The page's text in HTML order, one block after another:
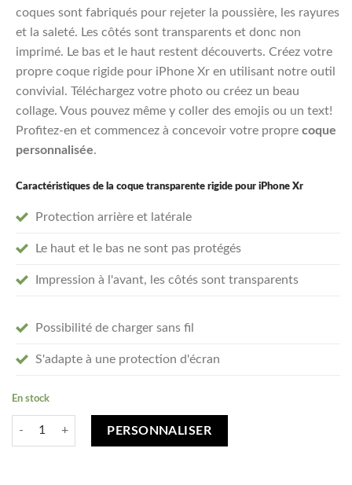
coques sont fabriqués pour rejeter la poussière, les rayures
et la saleté. Les côtés sont transparents et donc non
imprimé. Le bas et le haut restent découverts. Créez votre
propre coque rigide pour iPhone Xr en utilisant notre outil
convivial. Téléchargez votre photo ou créez un beau
collage. Vous pouvez même y coller des emojis ou un text!
Profitez-en et commencez à concevoir votre propre coque
personnalisée.
Caractéristiques de la coque transparente rigide pour iPhone Xr
Protection arrière et latérale
Le haut et le bas ne sont pas protégés
Impression à l'avant, les côtés sont transparents
Possibilité de charger sans fil
S'adapte à une protection d'écran
En stock
quantité de Créez votre iPhone Xr coque personnalisée - transparent
PERSONNALISER